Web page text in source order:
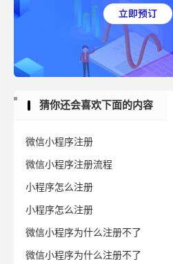
猜你还会喜欢下面的内容
微信小程序注册
微信小程序注册流程
小程序怎么注册
小程序怎么注册
微信小程序为什么注册不了
微信小程序为什么注册不了